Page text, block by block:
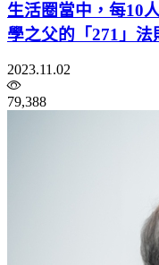
生活圈當中，每10
學之父的「271」
2023.11.02
79,388